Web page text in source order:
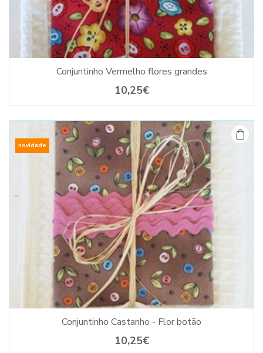
Conjuntinho Vermelho flores grandes
10,25€
novidade
Conjuntinho Castanho - Flor botão
10,25€